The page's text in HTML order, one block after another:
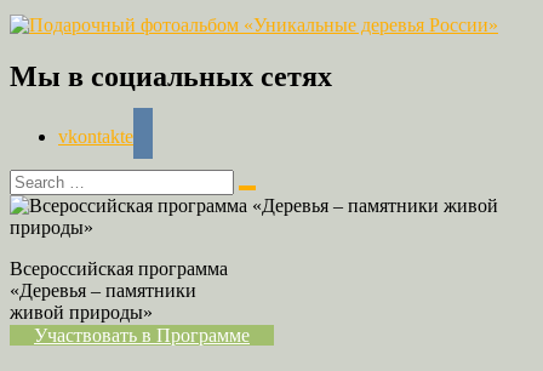
Мы в социальных сетях
vkontakte
Всероссийская программа
«Деревья – памятники
живой природы»
Участвовать в Программе